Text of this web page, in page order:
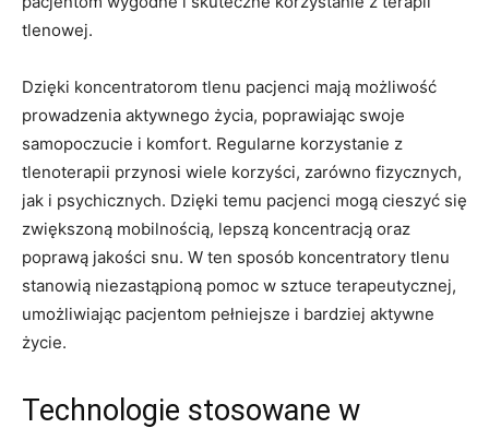
tlenowej.
Dzięki koncentratorom tlenu pacjenci mają możliwość
prowadzenia aktywnego życia, poprawiając swoje
samopoczucie i komfort. Regularne korzystanie z
tlenoterapii ⁢przynosi wiele korzyści, zarówno fizycznych,
jak i psychicznych. Dzięki temu pacjenci ​mogą cieszyć się
zwiększoną mobilnością, lepszą koncentracją oraz
poprawą jakości snu. W ten sposób koncentratory tlenu
stanowią niezastąpioną pomoc w sztuce terapeutycznej,
umożliwiając pacjentom⁢ pełniejsze i⁤ bardziej aktywne
życie.
Technologie stosowane w